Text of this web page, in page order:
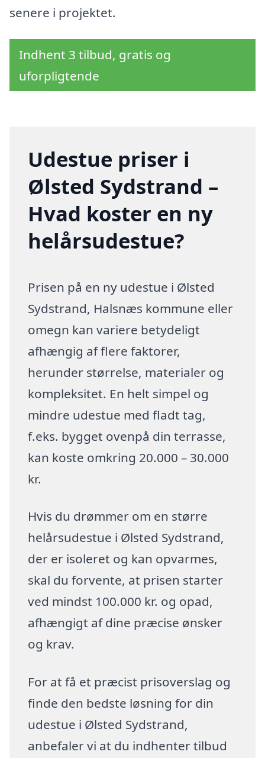
senere i projektet.
Indhent 3 tilbud, gratis og
uforpligtende
Udestue priser i
Ølsted Sydstrand –
Hvad koster en ny
helårsudestue?
Prisen på en ny udestue i Ølsted
Sydstrand, Halsnæs kommune eller
omegn kan variere betydeligt
afhængig af flere faktorer,
herunder størrelse, materialer og
kompleksitet. En helt simpel og
mindre udestue med fladt tag,
f.eks. bygget ovenpå din terrasse,
kan koste omkring 20.000 – 30.000
kr.
Hvis du drømmer om en større
helårsudestue i Ølsted Sydstrand,
der er isoleret og kan opvarmes,
skal du forvente, at prisen starter
ved mindst 100.000 kr. og opad,
afhængigt af dine præcise ønsker
og krav.
For at få et præcist prisoverslag og
finde den bedste løsning for din
udestue i Ølsted Sydstrand,
anbefaler vi at du indhenter tilbud